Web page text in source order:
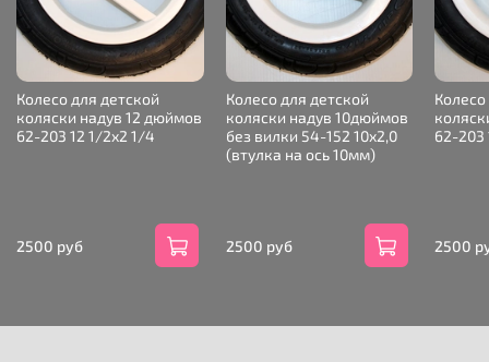
Колесо для детской
коляски надув 12 дюймов
62-203 12 1/2х2 1/4
2500 руб
Колесо для детской
коляски надув 10дюймов
без вилки 54-152 10х2,0
(втулка на ось 10мм)
2500 руб
62-203
2500